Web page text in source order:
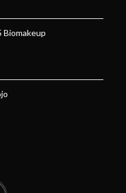
Biomakeup